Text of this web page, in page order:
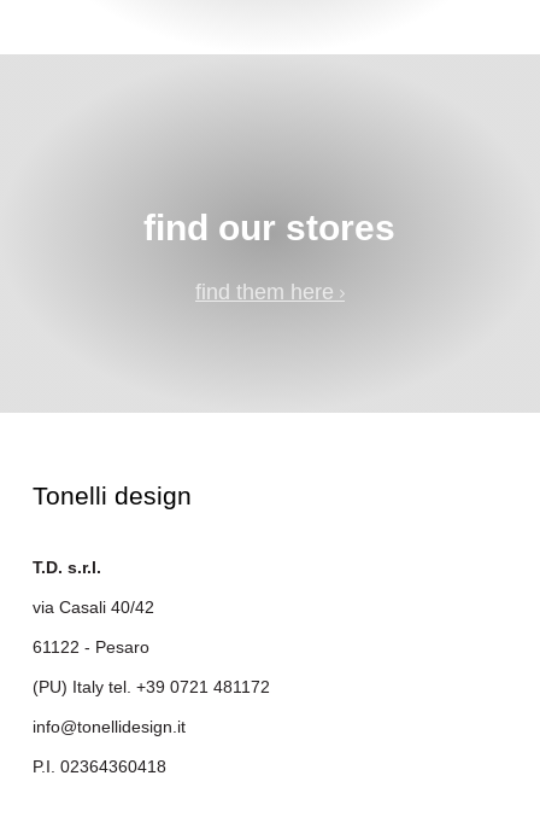
find our stores
find them here
Tonelli design
T.D. s.r.l.
via Casali 40/42
61122 - Pesaro
(PU) Italy tel. +39 0721 481172
info@tonellidesign.it
P.I. 02364360418